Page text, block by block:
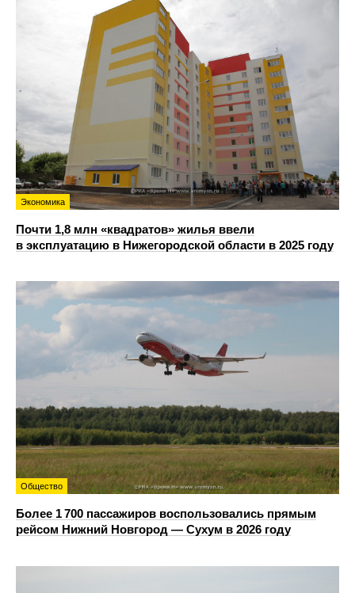
Экономика
Почти 1,8 млн «квадратов» жилья ввели
в эксплуатацию в Нижегородской области в 2025 году
Общество
Более 1 700 пассажиров воспользовались прямым
рейсом Нижний Новгород — Сухум в 2026 году